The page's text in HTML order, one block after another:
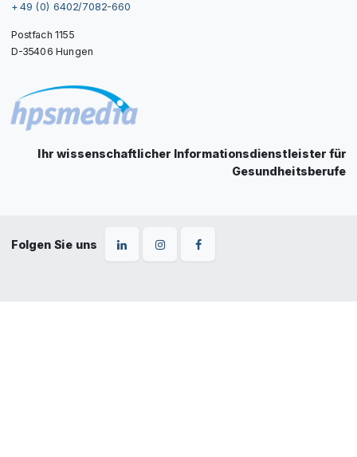
+ 49 (0) 6402/7082-660
Postfach 1155
D-35406 Hungen
Ihr wissenschaftlicher Informationsdienstleister für
Gesundheitsberufe
Folgen Sie uns